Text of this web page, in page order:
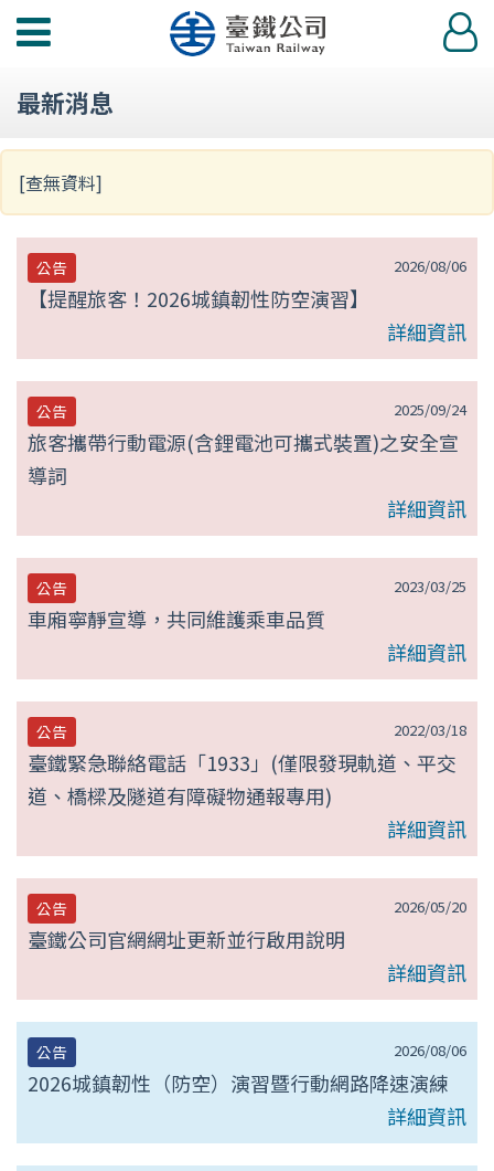
功
選
登
入
最新消息
[查無資料]
2026/08/06
公告
【提醒旅客！2026城鎮韌性防空演習】
詳細資訊
2025/09/24
公告
旅客攜帶行動電源(含鋰電池可攜式裝置)之安全宣
導詞
詳細資訊
2023/03/25
公告
車廂寧靜宣導，共同維護乘車品質
詳細資訊
2022/03/18
公告
臺鐵緊急聯絡電話「1933」(僅限發現軌道、平交
道、橋樑及隧道有障礙物通報專用)
詳細資訊
2026/05/20
公告
臺鐵公司官網網址更新並行啟用說明
詳細資訊
2026/08/06
公告
2026城鎮韌性（防空）演習暨行動網路降速演練
詳細資訊